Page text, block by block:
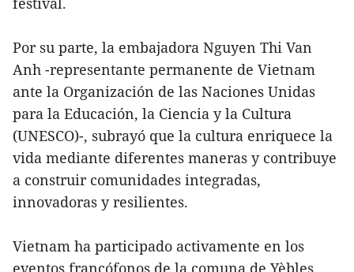
Por su parte, la embajadora Nguyen Thi Van
Anh -representante permanente de Vietnam
ante la Organización de las Naciones Unidas
para la Educación, la Ciencia y la Cultura
(UNESCO)-, subrayó que la cultura enriquece la
vida mediante diferentes maneras y contribuye
a construir comunidades integradas,
innovadoras y resilientes.
Vietnam ha participado activamente en los